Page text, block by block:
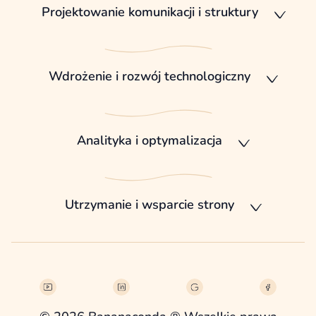
Projektowanie komunikacji i struktury
Wdrożenie i rozwój technologiczny
Analityka i optymalizacja
Utrzymanie i wsparcie strony